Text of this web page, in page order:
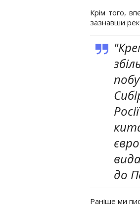
Крім того,
зазнавши
до
Раніше ми